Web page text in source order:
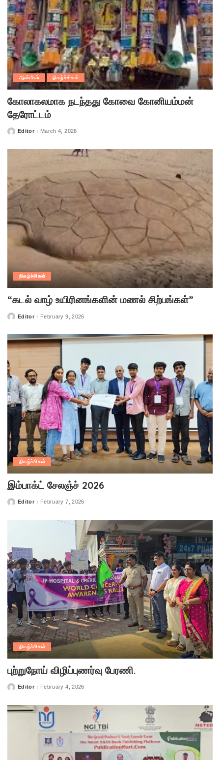
ஆன்மீகம் நிகழ்ச்சிகள்
கோலாகலமாக நடந்தது கோவை கோனியம்மன்
தேரோட்டம்
PostedEditor March 4, 2026
நிகழ்ச்சிகள்
“கடல் வாழ் உயிரினங்களின் மணல் சிற்பங்கள்”
PostedEditor February 9, 2026
நிகழ்ச்சிகள்
இம்பாக்ட் சேலஞ்ச் 2026
PostedEditor February 7, 2026
நிகழ்ச்சிகள்
புற்றுநோய் விழிப்புணர்வு பேரணி.
PostedEditor February 4, 2026